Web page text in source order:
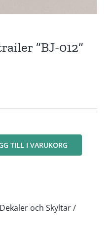
”BJ-012”
TILL I VARUKORG
Dekaler och Skyltar /